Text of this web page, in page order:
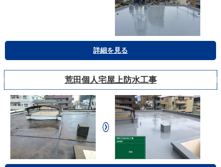
詳細を見る
荒田個人宅屋上防水工事